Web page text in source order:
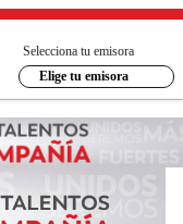
Selecciona tu emisora
Elige tu emisora